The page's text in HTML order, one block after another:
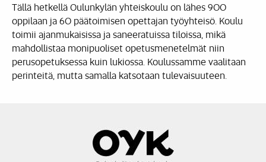
Tällä hetkellä Oulunkylän yhteiskoulu on lähes 900
oppilaan ja 60 päätoimisen opettajan työyhteisö. Koulu
toimii ajanmukaisissa ja saneeratuissa tiloissa, mikä
mahdollistaa monipuoliset opetusmenetelmät niin
perusopetuksessa kuin lukiossa. Koulussamme vaalitaan
perinteitä, mutta samalla katsotaan tulevaisuuteen.